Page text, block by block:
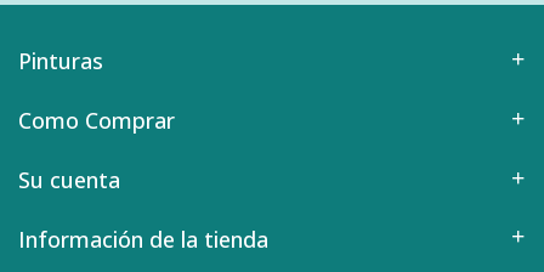
Pinturas
Como Comprar
Su cuenta
Información de la tienda